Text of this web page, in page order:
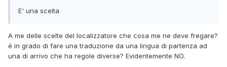
E' una scelta
A me delle scelte del localizzatore che cosa me ne deve fregare?
é in grado di fare una traduzione da una lingua di partenza ad
una di arrivo che ha regole diverse? Evidentemente NO.